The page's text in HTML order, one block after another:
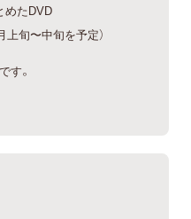
めたDVD
上旬〜中旬を予定）
す。